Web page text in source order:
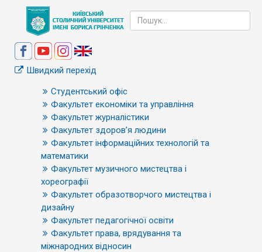
Швидкий перехід
Студентський офіс
Факультет економіки та управління
Факультет журналістики
Факультет здоров’я людини
Факультет інформаційних технологій та
математики
Факультет музичного мистецтва і
хореографії
Факультет образотворчого мистецтва і
дизайну
Факультет педагогічної освіти
Факультет права, врядування та
міжнародних відносин